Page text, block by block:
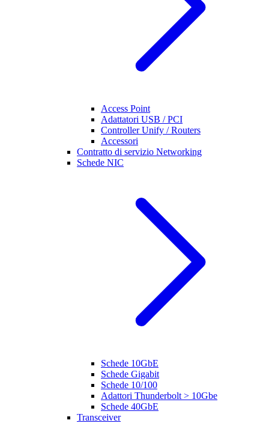
Access Point
Adattatori USB / PCI
Controller Unify / Routers
Accessori
Contratto di servizio Networking
Schede NIC
Schede 10GbE
Schede Gigabit
Schede 10/100
Adattori Thunderbolt > 10Gbe
Schede 40GbE
Transceiver